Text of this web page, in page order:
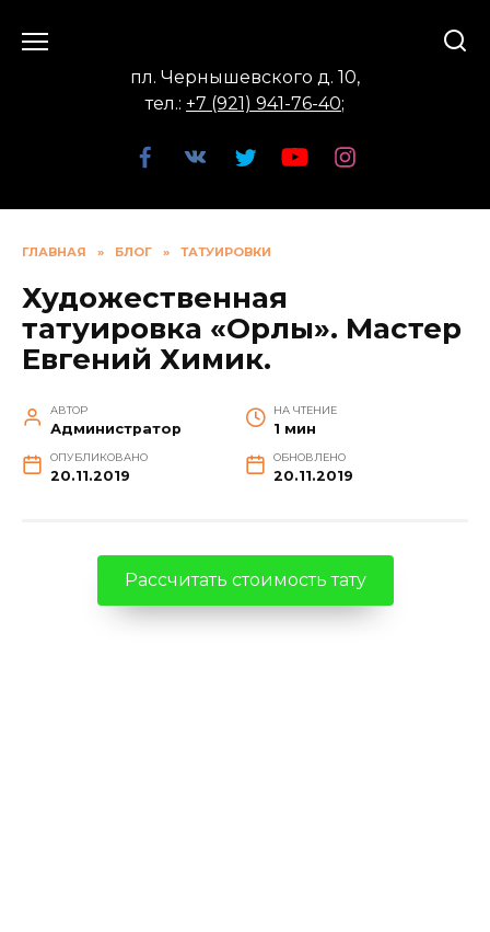
пл. Чернышевского д. 10,
тел.: +7 (921) 941-76-40;
ГЛАВНАЯ » БЛОГ » ТАТУИРОВКИ
Художественная
татуировка «Орлы». Мастер
Евгений Химик.
АВТОР
Администратор
НА ЧТЕНИЕ
1 мин
ОПУБЛИКОВАНО
20.11.2019
ОБНОВЛЕНО
20.11.2019
Рассчитать стоимость тату